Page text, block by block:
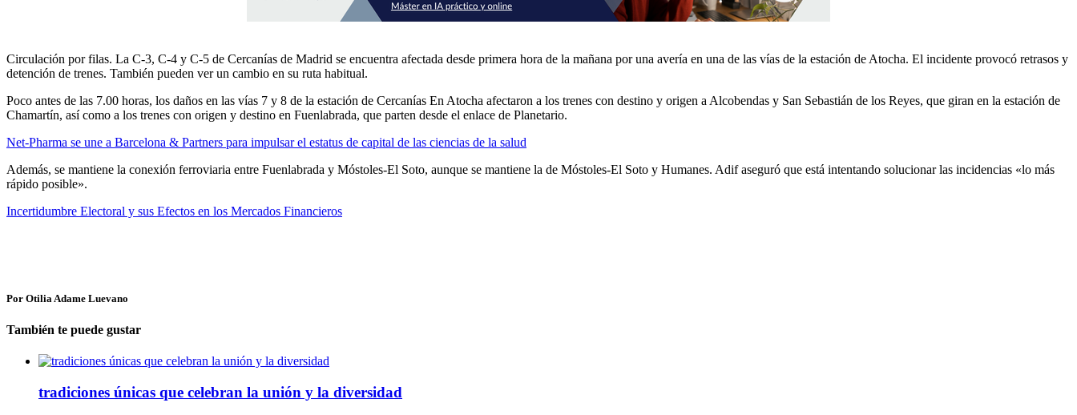
Circulación por filas. La C-3, C-4 y C-5 de Cercanías de Madrid se encuentra afectada desde primera hora de la mañana por una avería en una de las vías de la estación de Atocha. El incidente provocó retrasos y
detención de trenes. También pueden ver un cambio en su ruta habitual.
Poco antes de las 7.00 horas, los daños en las vías 7 y 8 de la estación de Cercanías En Atocha afectaron a los trenes con destino y origen a Alcobendas y San Sebastián de los Reyes, que giran en la estación de
Chamartín, así como a los trenes con origen y destino en Fuenlabrada, que parten desde el enlace de Planetario.
Net-Pharma se une a Barcelona & Partners para impulsar el estatus de capital de las ciencias de la salud
Además, se mantiene la conexión ferroviaria entre Fuenlabrada y Móstoles-El Soto, aunque se mantiene la de Móstoles-El Soto y Humanes. Adif aseguró que está intentando solucionar las incidencias «lo más
rápido posible».
Incertidumbre Electoral y sus Efectos en los Mercados Financieros
Por Otilia Adame Luevano
También te puede gustar
tradiciones únicas que celebran la unión y la diversidad